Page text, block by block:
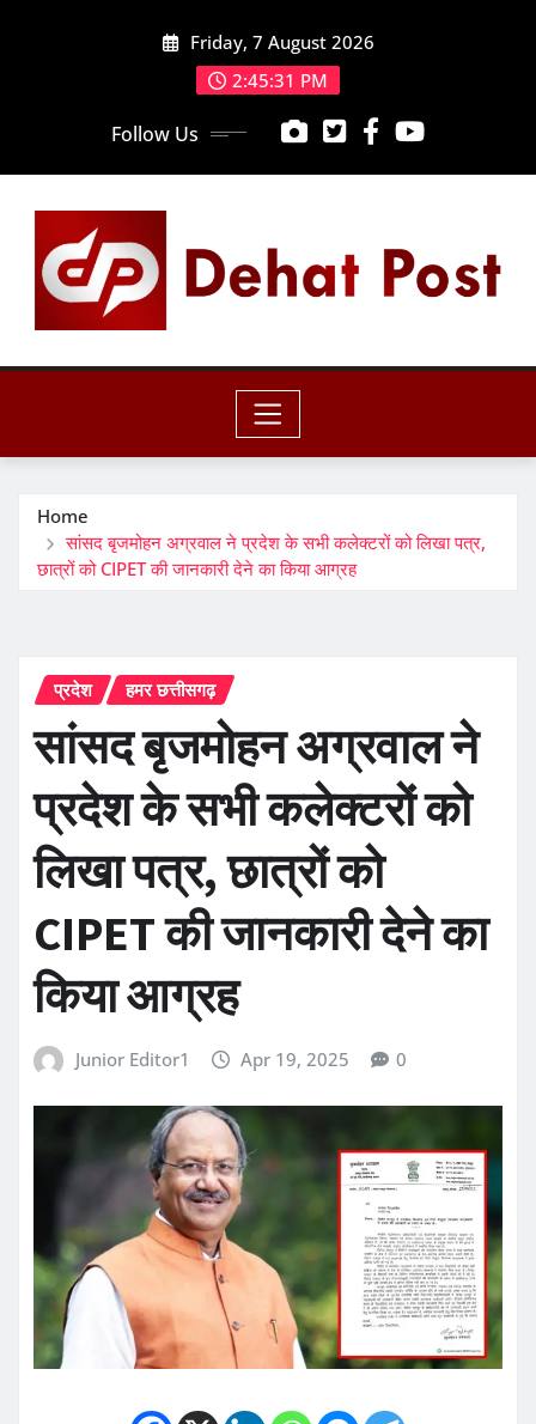
Friday, 7 August 2026
2:45:33 PM
Follow Us
Home
सांसद बृजमोहन अग्रवाल ने प्रदेश के सभी कलेक्टरों को लिखा पत्र,
छात्रों को CIPET की जानकारी देने का किया आग्रह
प्रदेश हमर छत्तीसगढ़
सांसद बृजमोहन अग्रवाल ने
प्रदेश के सभी कलेक्टरों को
लिखा पत्र, छात्रों को
CIPET की जानकारी देने का
किया आग्रह
Junior Editor1 Apr 19, 2025 0